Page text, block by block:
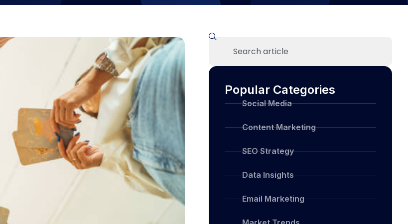
Popular Categories
Social Media
Content Marketing
SEO Strategy
Data Insights
Email Marketing